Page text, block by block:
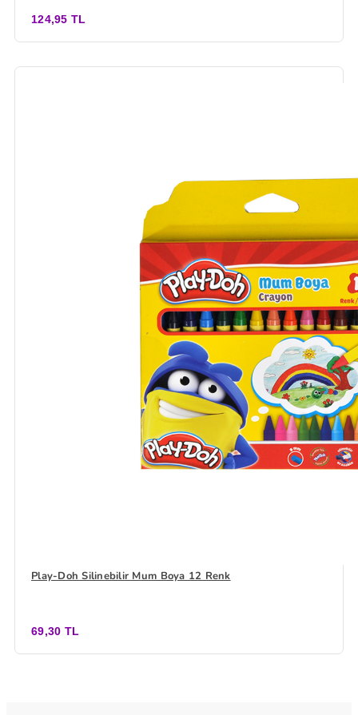
124,95 TL
Play-Doh Silinebilir Mum Boya 12 Renk
69,30 TL